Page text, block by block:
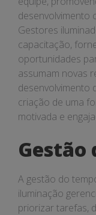
desenvolvimento
Gestores
capacitação,
oportunidades
assumam novas
desenvolvimento
criação de uma
motivada e
Gestão
A gestão do
iluminação
priorizar tarefas,